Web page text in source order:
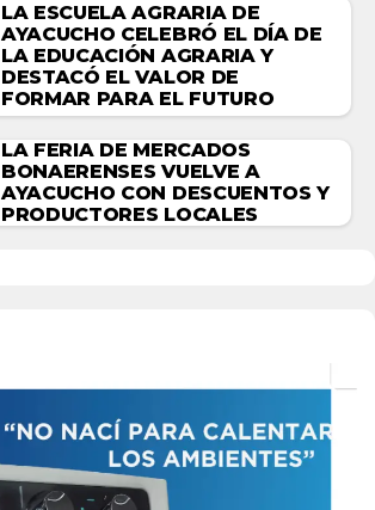
LA ESCUELA AGRARIA DE
AYACUCHO CELEBRÓ EL DÍA DE
LA EDUCACIÓN AGRARIA Y
DESTACÓ EL VALOR DE
FORMAR PARA EL FUTURO
LA FERIA DE MERCADOS
BONAERENSES VUELVE A
AYACUCHO CON DESCUENTOS Y
PRODUCTORES LOCALES